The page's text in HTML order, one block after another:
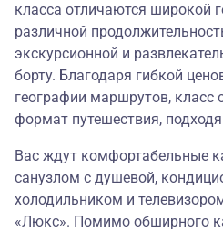
класса отличаются широкой
различной
экскурсионной и
борту. Благодаря гибкой
географии маршрутов, класс
формат путешествия,
Вас ждут комфортабельные
санузлом с душевой,
холодильником и
«Люкс». Помимо обширного